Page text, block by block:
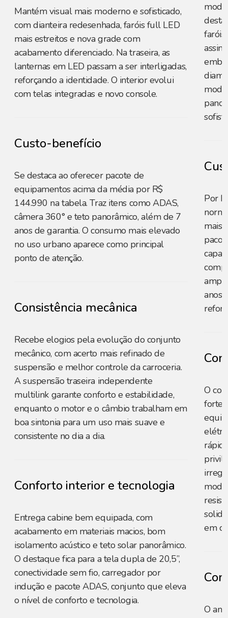
Mantém visual mais moderno e sofisticado,
com dianteira redesenhada, faróis full LED
mais estreitos e nova grade com
acabamento diferenciado. Na traseira, as
lanternas em LED passam a ser interligadas,
reforçando a identidade. O interior evolui
com telas integradas e novo console.
Custo-benefício
Se destaca ao oferecer pacote de
equipamentos acima da média por R$
144.990 na tabela. Traz itens como ADAS,
câmera 360° e teto panorâmico, além de 7
anos de garantia. O consumo mais elevado
no uso urbano aparece como principal
ponto de atenção.
Consistência mecânica
Recebe elogios pela evolução do conjunto
mecânico, com acerto mais refinado de
suspensão e melhor controle da carroceria.
A suspensão traseira independente
multilink garante conforto e estabilidade,
enquanto o motor e o câmbio trabalham em
boa sintonia para um uso mais suave e
consistente no dia a dia.
Conforto interior e tecnologia
Entrega cabine bem equipada, com
acabamento em materiais macios, bom
isolamento acústico e teto solar panorâmico.
O destaque fica para a tela dupla de 20,5”,
conectividade sem fio, carregador por
indução e pacote ADAS, conjunto que eleva
o nível de conforto e tecnologia.
faróis
Por
mais
anos
O
forte
em
O